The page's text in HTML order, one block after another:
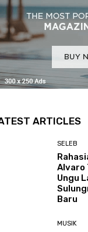
ARTICLES
SELEB
Alvaro
Ungu
Baru
MUSIK